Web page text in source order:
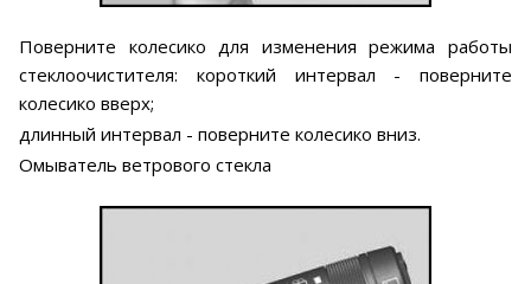
Поверните колесико для изменения режима работы
стеклоочистителя: короткий интервал - поверните
колесико вверх;
длинный интервал - поверните колесико вниз.
Омыватель ветрового стекла